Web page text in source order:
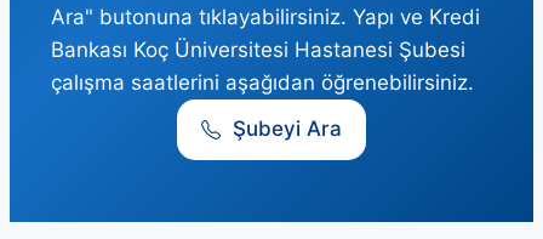
Ara" butonuna tıklayabilirsiniz. Yapı ve Kredi
Bankası Koç Üniversitesi Hastanesi Şubesi
çalışma saatlerini aşağıdan öğrenebilirsiniz.
Şubeyi Ara